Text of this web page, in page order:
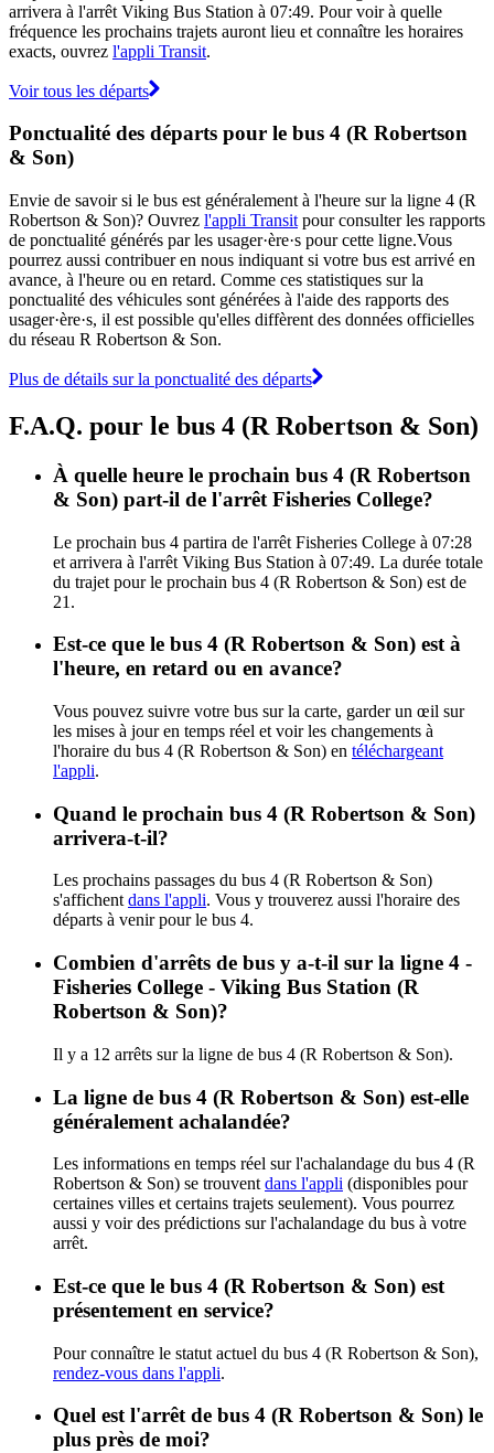
arrivera à l'arrêt Viking Bus Station à 07:49. Pour voir à quelle
fréquence les prochains trajets auront lieu et connaître les horaires
exacts, ouvrez l'appli Transit.
Voir tous les départs
Ponctualité des départs pour le bus 4 (R Robertson
& Son)
Envie de savoir si le bus est généralement à l'heure sur la ligne 4 (R
Robertson & Son)? Ouvrez l'appli Transit pour consulter les rapports
de ponctualité générés par les usager·ère·s pour cette ligne.Vous
pourrez aussi contribuer en nous indiquant si votre bus est arrivé en
avance, à l'heure ou en retard. Comme ces statistiques sur la
ponctualité des véhicules sont générées à l'aide des rapports des
usager·ère·s, il est possible qu'elles diffèrent des données officielles
du réseau R Robertson & Son.
Plus de détails sur la ponctualité des départs
F.A.Q. pour le bus 4 (R Robertson & Son)
À quelle heure le prochain bus 4 (R Robertson
& Son) part-il de l'arrêt Fisheries College?
Le prochain bus 4 partira de l'arrêt Fisheries College à 07:28
et arrivera à l'arrêt Viking Bus Station à 07:49. La durée totale
du trajet pour le prochain bus 4 (R Robertson & Son) est de
21.
Est-ce que le bus 4 (R Robertson & Son) est à
l'heure, en retard ou en avance?
Vous pouvez suivre votre bus sur la carte, garder un œil sur
les mises à jour en temps réel et voir les changements à
l'horaire du bus 4 (R Robertson & Son) en téléchargeant
l'appli.
Quand le prochain bus 4 (R Robertson & Son)
arrivera-t-il?
Les prochains passages du bus 4 (R Robertson & Son)
s'affichent dans l'appli. Vous y trouverez aussi l'horaire des
départs à venir pour le bus 4.
Combien d'arrêts de bus y a-t-il sur la ligne 4 -
Fisheries College - Viking Bus Station (R
Robertson & Son)?
Il y a 12 arrêts sur la ligne de bus 4 (R Robertson & Son).
La ligne de bus 4 (R Robertson & Son) est-elle
généralement achalandée?
Les informations en temps réel sur l'achalandage du bus 4 (R
Robertson & Son) se trouvent dans l'appli (disponibles pour
certaines villes et certains trajets seulement). Vous pourrez
aussi y voir des prédictions sur l'achalandage du bus à votre
arrêt.
Est-ce que le bus 4 (R Robertson & Son) est
présentement en service?
Pour connaître le statut actuel du bus 4 (R Robertson & Son),
rendez-vous dans l'appli.
Quel est l'arrêt de bus 4 (R Robertson & Son) le
plus près de moi?